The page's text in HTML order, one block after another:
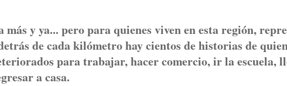
y ya... pero para quienes viven en esta región,
de cada kilómetro hay cientos de historias de
para trabajar, hacer comercio, ir la escuela,
a casa.